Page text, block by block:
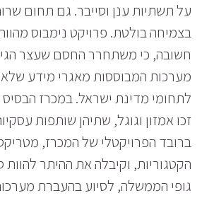
על תשתיות ענן וסייבר. גם תחום
בצמיחה בולטת. פרויקט נימבוס
חשובה, כי משתחרר החסם שעצר
מערכות המבוססות מאגרי מידע שלא
לתחומי מדינת ישראל. במכרז
זכו אמזון וגוגל, שתיהן שותפות
ברובד הפרויקטלי של המכרז,
הקטגוריות, וקיבלה את ההיתר
גופי הממשלה, לסיוע בהעברת